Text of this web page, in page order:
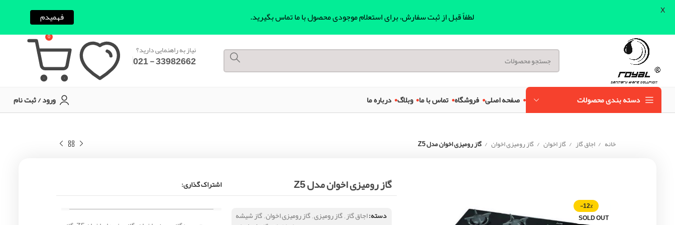
نیاز به راهنمایی دارید؟
33982662 - 021
0
دسته بندی محصولات صفحه اصلی فروشگاه تماس با ما وبلاگ درباره ما ورود / ثبت نام
خانه اجاق گاز گاز اخوان گاز رومیزی اخوان گاز رومیزی اخوان مدل Z5
-12%
SOLD OUT
گاز رومیزی اخوان مدل Z5 اشتراک گذاری:
دسته:اجاق گاز,گاز رومیزی,گاز رومیزی اخوان,گاز شیشه
لطفاً قبل از ثبت سفارش، برای استعلام موجودی محصول با ما تماس بگیرید. فهمیدم X